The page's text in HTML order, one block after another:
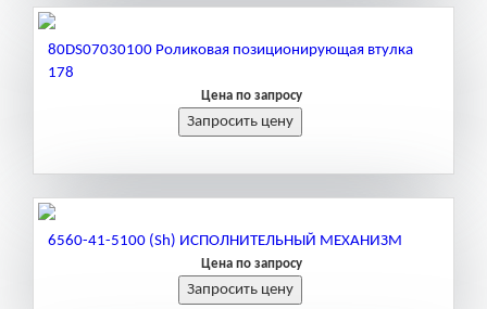
80DS07030100 Роликовая позиционирующая втулка
178
Цена по запросу
6560-41-5100 (Sh) ИСПОЛНИТЕЛЬНЫЙ МЕХАНИЗМ
Цена по запросу